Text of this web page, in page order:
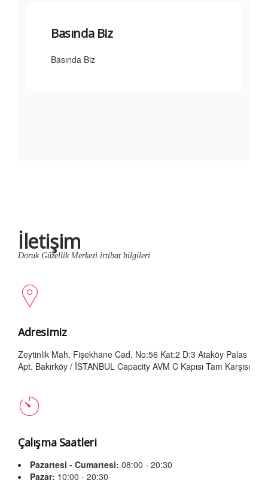
Basında Biz
Basında Biz
İletişim
Doruk Güzellik Merkezi irtibat bilgileri
Adresimiz
Zeytinlik Mah. Fişekhane Cad. No:56 Kat:2 D:3 Ataköy Palas
Apt. Bakırköy / İSTANBUL Capacity AVM C Kapısı Tam Karşısı
Çalışma Saatleri
Pazartesi - Cumartesi: 08:00 - 20:30
Pazar: 10:00 - 20:30